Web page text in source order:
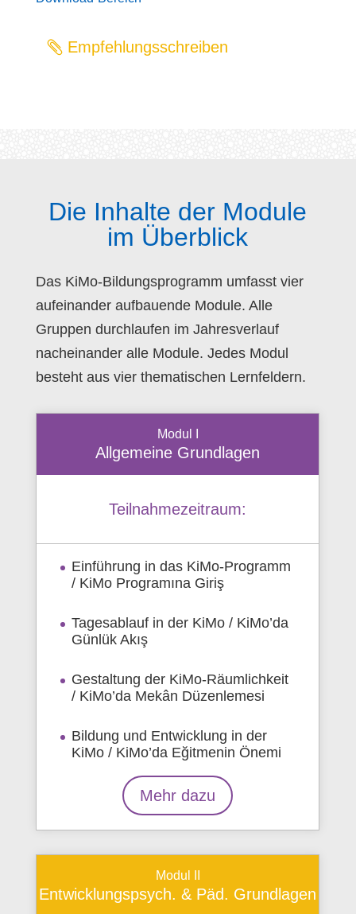
Empfehlungsschreiben
Die Inhalte der Module
im Überblick
Das KiMo-Bildungsprogramm umfasst vier
aufeinander aufbauende Module. Alle
Gruppen durchlaufen im Jahresverlauf
nacheinander alle Module. Jedes Modul
besteht aus vier thematischen Lernfeldern.
Modul I
Allgemeine Grundlagen
Teilnahmezeitraum:
Einführung in das KiMo-Programm
/ KiMo Programına Giriş
Tagesablauf in der KiMo / KiMo’da
Günlük Akış
Gestaltung der KiMo-Räumlichkeit
/ KiMo’da Mekân Düzenlemesi
Bildung und Entwicklung in der
KiMo / KiMo’da Eğitmenin Önemi
Mehr dazu
Modul II
Entwicklungspsych. & Päd. Grundlagen